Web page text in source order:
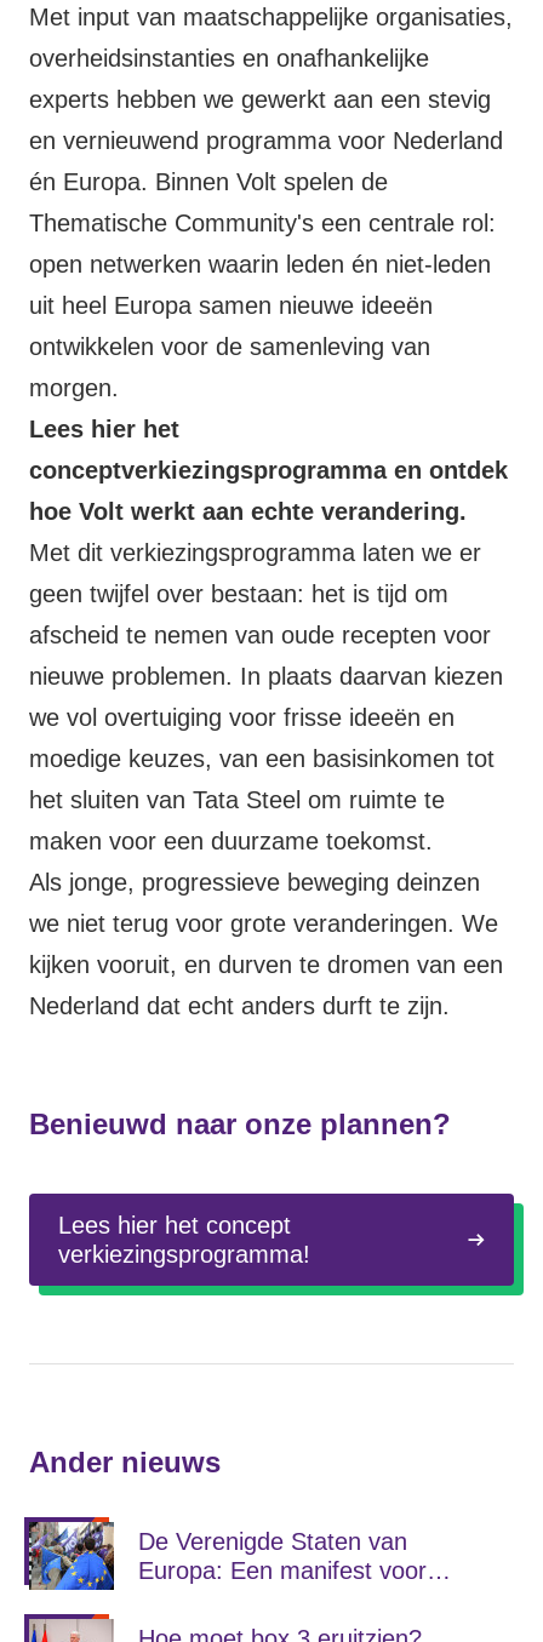
Met input van maatschappelijke organisaties,
overheidsinstanties en onafhankelijke
experts hebben we gewerkt aan een stevig
en vernieuwend programma voor Nederland
én Europa. Binnen Volt spelen de
Thematische Community's een centrale rol:
open netwerken waarin leden én niet-leden
uit heel Europa samen nieuwe ideeën
ontwikkelen voor de samenleving van
morgen.
Lees hier het
conceptverkiezingsprogramma en ontdek
hoe Volt werkt aan echte verandering.
Met dit verkiezingsprogramma laten we er
geen twijfel over bestaan: het is tijd om
afscheid te nemen van oude recepten voor
nieuwe problemen. In plaats daarvan kiezen
we vol overtuiging voor frisse ideeën en
moedige keuzes, van een basisinkomen tot
het sluiten van Tata Steel om ruimte te
maken voor een duurzame toekomst.
Als jonge, progressieve beweging deinzen
we niet terug voor grote veranderingen. We
kijken vooruit, en durven te dromen van een
Nederland dat echt anders durft te zijn.
Benieuwd naar onze plannen?
Lees hier het concept
verkiezingsprogramma!
Ander nieuws
De Verenigde Staten van
Europa: Een manifest voor